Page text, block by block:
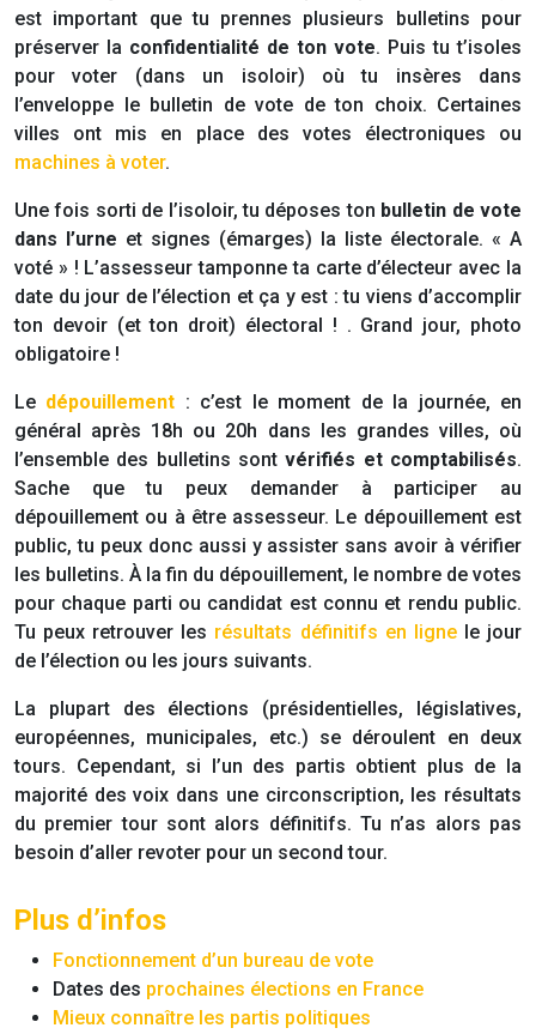
est important que tu prennes plusieurs bulletins pour
préserver la confidentialité de ton vote. Puis tu t’isoles
pour voter (dans un isoloir) où tu insères dans
l’enveloppe le bulletin de vote de ton choix. Certaines
villes ont mis en place des votes électroniques ou
machines à voter.
Une fois sorti de l’isoloir, tu déposes ton bulletin de vote
dans l’urne et signes (émarges) la liste électorale. « A
voté » ! L’assesseur tamponne ta carte d’électeur avec la
date du jour de l’élection et ça y est : tu viens d’accomplir
ton devoir (et ton droit) électoral ! . Grand jour, photo
obligatoire !
Le dépouillement : c’est le moment de la journée, en
général après 18h ou 20h dans les grandes villes, où
l’ensemble des bulletins sontvérifiés et comptabilisés.
Sache que tu peux demander à participer au
dépouillement ou à être assesseur. Le dépouillement est
public, tu peux donc aussi y assister sans avoir à vérifier
les bulletins. À la fin du dépouillement, le nombre de votes
pour chaque parti ou candidat est connu et rendu public.
Tu peux retrouver les résultats définitifs en lignele jour
de l’élection ou les jours suivants.
La plupart des élections (présidentielles, législatives,
européennes, municipales, etc.) se déroulent en deux
tours. Cependant, si l’un des partis obtient plus de la
majorité des voix dans une circonscription, les résultats
du premier tour sont alors définitifs. Tu n’as alors pas
besoin d’aller revoter pour un second tour.
Plus d’infos
Fonctionnement d’un bureau de vote
Dates des prochaines élections en France
Mieux connaître les partis politiques